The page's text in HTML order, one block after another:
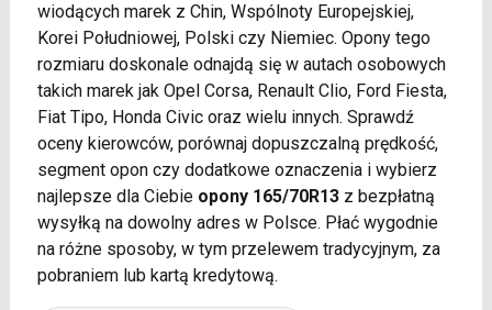
wiodących marek z Chin, Wspólnoty Europejskiej,
Korei Południowej, Polski czy Niemiec. Opony tego
rozmiaru doskonale odnajdą się w autach osobowych
takich marek jak Opel Corsa, Renault Clio, Ford Fiesta,
Fiat Tipo, Honda Civic oraz wielu innych. Sprawdź
oceny kierowców, porównaj dopuszczalną prędkość,
segment opon czy dodatkowe oznaczenia i wybierz
najlepsze dla Ciebie opony 165/70R13z bezpłatną
wysyłką na dowolny adres w Polsce. Płać wygodnie
na różne sposoby, w tym przelewem tradycyjnym, za
pobraniem lub kartą kredytową.